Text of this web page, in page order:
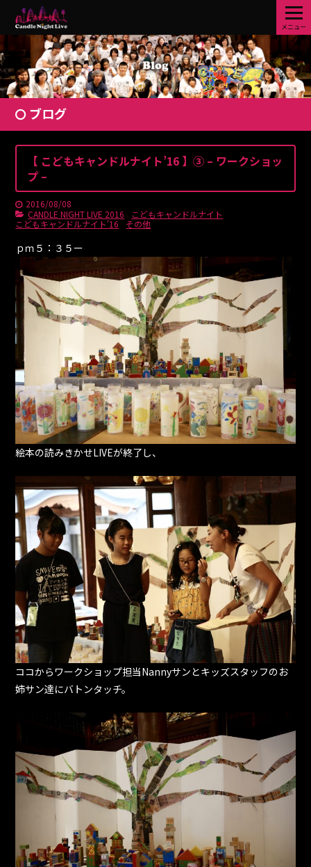
メニュー
ブログ
【 こどもキャンドルナイト’16 】③ – ワークショッ
プ –
2016/08/08
CANDLE NIGHT LIVE 2016
こどもキャンドルナイト
こどもキャンドルナイト'16
その他
ｐｍ５：３５ー
絵本の読みきかせLIVEが終了し、
ココからワークショップ担当Nannyサンとキッズスタッフのお
姉サン達にバトンタッチ。